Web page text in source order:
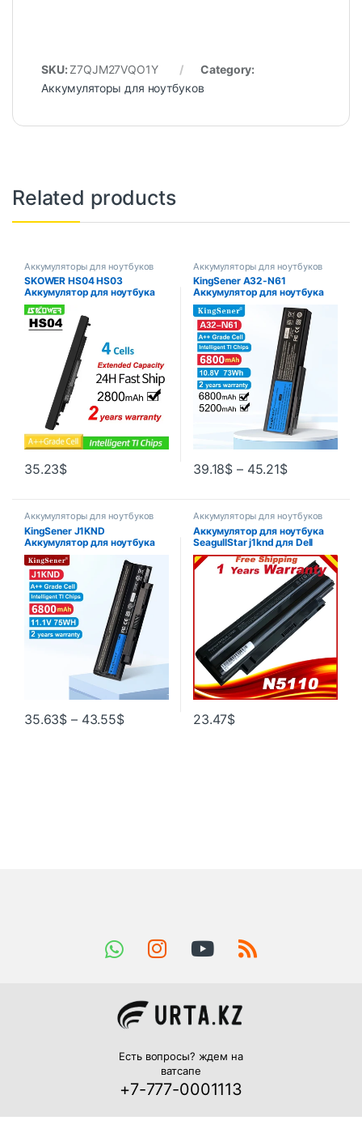
SKU:Z7QJM27VQO1Y
Category:
Аккумуляторы для ноутбуков
Related products
Аккумуляторы для ноутбуков
SKOWER HS04 HS03
Аккумулятор для ноутбука
HP Pavilion 14, 15, 17, серии
240, 245, 250, 255 G4
HSTNN-LB6U/LB6V/PB6S
TPN-I119 807957 -001 14-А
35.23$
Аккумуляторы для ноутбуков
KingSener A32-N61
Аккумулятор для ноутбука
ASUS N61 N61J N61D N61V
N61VG N61JA N61JV M50s
N43S N43JF N43JQ N53
N53S N53SV A32-M50
39.18$ – 45.21$
Аккумуляторы для ноутбуков
KingSener J1KND
Аккумулятор для ноутбука
DELL Inspiron N4010 N3010
N3110 N4050 N4110 N5010
N5010D N5110 N7010 N7110
35.63$ – 43.55$
Аккумуляторы для ноутбуков
Аккумулятор для ноутбука
SeagullStar j1knd для Dell
Inspiron M501 M501R M511R
N3010 N3110 N4010 N4050
N4110 N5010 N5010D N5110
23.47$
Есть вопросы? ждем на
ватсапе
+7-777-0001113